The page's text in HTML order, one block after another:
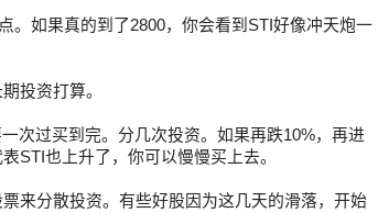
点。如果真的到了2800，你会看到 STI 好像冲天炮一
投资打算。
一次过买到完。分几次投资。如果再跌10%，再进
表STI 也上升了，你可以慢慢买上去。
来分散投资。有些好股因为这几天的滑落，开始